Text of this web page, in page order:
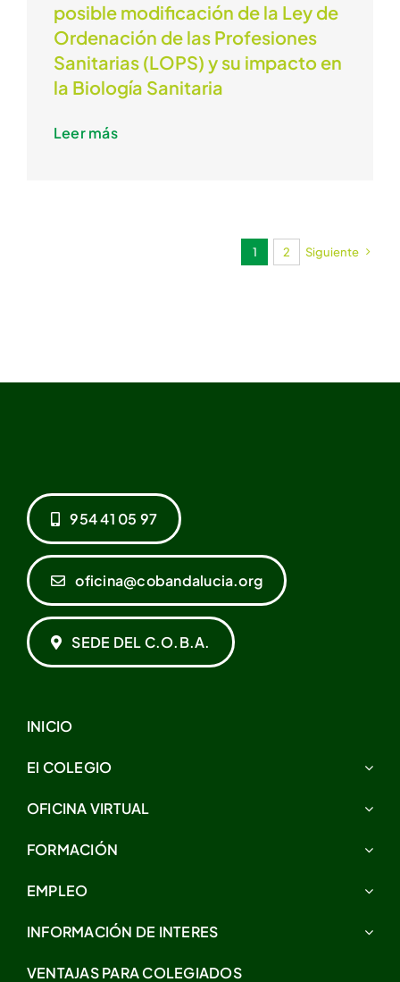
posible modificación de la Ley de
Ordenación de las Profesiones
Sanitarias (LOPS) y su impacto en
la Biología Sanitaria
Leer más
1 2 Siguiente
954 41 05 97
oficina@cobandalucia.org
SEDE DEL C.O.B.A.
INICIO
El COLEGIO
OFICINA VIRTUAL
FORMACIÓN
EMPLEO
INFORMACIÓN DE INTERES
VENTAJAS PARA COLEGIADOS